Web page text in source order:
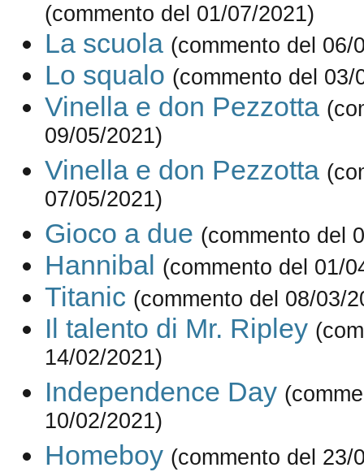
(commento del 01/07/2021)
La scuola (commento del 06/
Lo squalo (commento del 03/
Vinella e don Pezzotta
09/05/2021)
Vinella e don Pezzotta
07/05/2021)
Gioco a due (commento del
Hannibal (commento del 01/
Titanic (commento del 08/03/
Il talento di Mr. Ripley
14/02/2021)
Independence Day
10/02/2021)
Homeboy (commento del 23/